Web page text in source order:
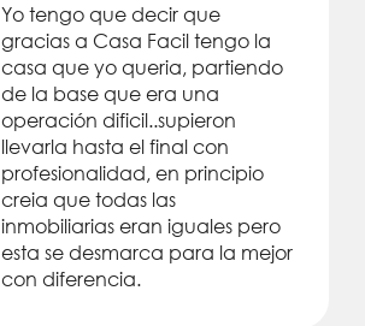
Yo tengo que decir que
gracias a Casa Facil tengo la
casa que yo queria, partiendo
de la base que era una
operación dificil..supieron
llevarla hasta el final con
profesionalidad, en principio
creia que todas las
inmobiliarias eran iguales pero
esta se desmarca para la mejor
con diferencia.